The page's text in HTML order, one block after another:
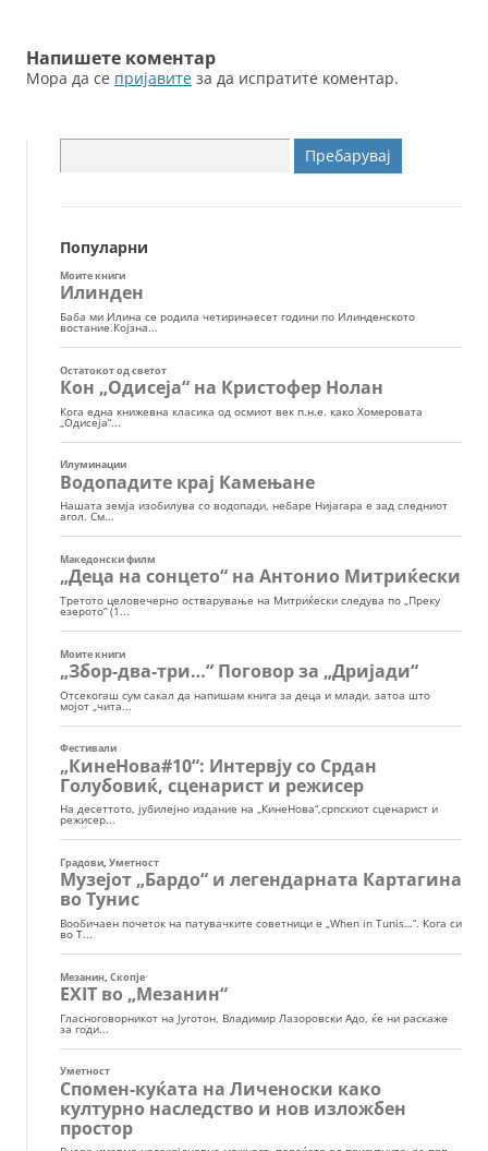
Напишете коментар
Мора да се пријавите за да испратите коментар.
за:
Популарни